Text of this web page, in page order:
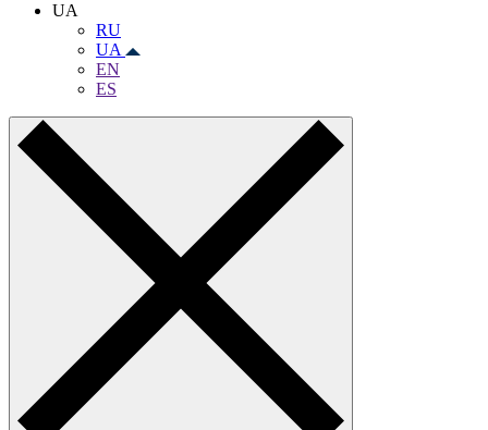
UA
RU
UA
EN
ES